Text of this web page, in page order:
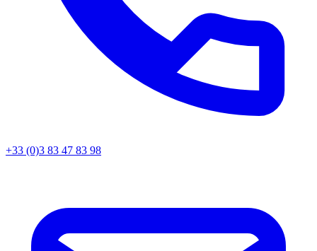
+33 (0)3 83 47 83 98